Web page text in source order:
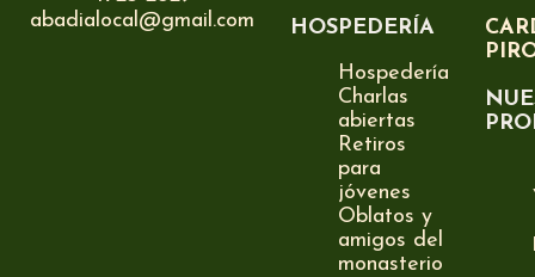
abadialocal@gmail.com
HOSPEDERÍA
Hospedería
Charlas
abiertas
Retiros
para
jóvenes
Oblatos y
amigos del
monasterio